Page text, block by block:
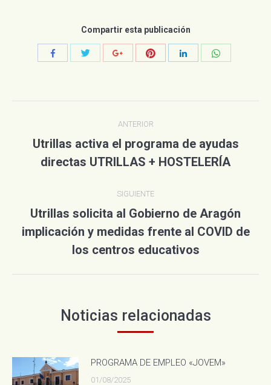
Compartir esta publicación
CompartirCompartir CompartirCompartirCompartirCompartir
entre
publicaciones
ANTERIOR
Publicación
anterior:
Utrillas activa el programa de ayudas
directas UTRILLAS + HOSTELERÍA
SIGUIENTE
Publicación
siguiente:
Utrillas solicita al Gobierno de Aragón
implicación y medidas frente al COVID de
los centros educativos
Noticias relacionadas
PROGRAMA DE EMPLEO «JOVEM»
01/08/2025